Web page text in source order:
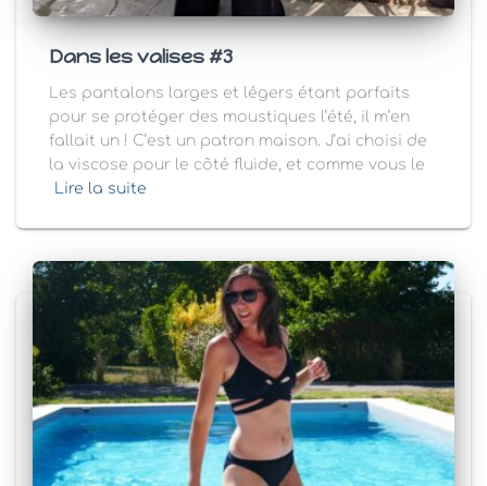
Dans les valises #3
Les pantalons larges et légers étant parfaits
pour se protéger des moustiques l’été, il m’en
fallait un ! C’est un patron maison. J’ai choisi de
la viscose pour le côté fluide, et comme vous le
Lire la suite